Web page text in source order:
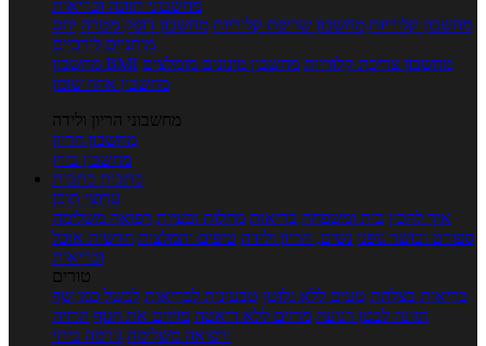
מחשבוני תזונה ובריאות
מחשבון קלוריות מחשבון שריפת קלוריות מחשבון דופק מטרה יחס
מותניים לירכיים
מחשבון BMI
מחשבון צריכת קלוריות מחשבון מינונים מומלצים
מחשבון אחוז שומן
מחשבוני הריון ולידה
מחשבון הריון
מחשבון ביוץ
כתבות כתבות
ערוצי תוכן
איך להכין בית ומשפחה בריאות מחלות ובעיות רפואה משלימה
ספורט וכושר גופני נשים, הריון ולידה טיפים והמלצות חדשות אוכל
ובריאות
טורים
בריאות בצלחת טעים ללא גלוטן טבעונות לבריאות לבשל כמו שף
תזונה לבטן רגועה מרזים ללא דיאטה מזיזים את הגוף הרזיה
ורפואה משלימה גורמה ביתי